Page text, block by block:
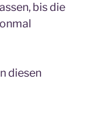
bis die
diesen